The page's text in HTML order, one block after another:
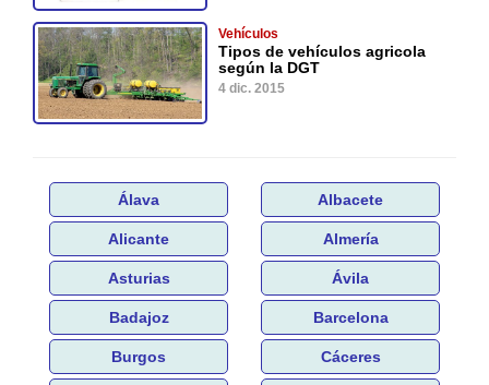
Vehículos
Tipos de vehículos agricola
según la DGT
4 dic. 2015
Álava Albacete
Alicante Almería
Asturias Ávila
Badajoz Barcelona
Burgos Cáceres